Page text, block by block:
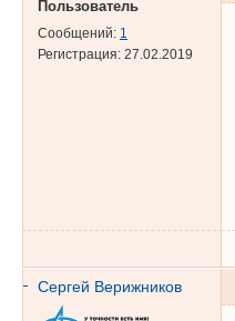
Пользователь
Сообщений: 1
Регистрация: 27.02.2019
Сергей Верижников